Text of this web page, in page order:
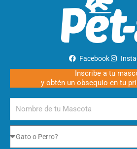
Facebook
Inscribe a tu
y obtén un obsequio en tu
de
tu
Mascota